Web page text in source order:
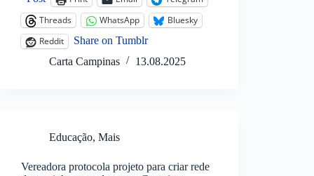
Threads
WhatsApp
Bluesky
Reddit
Share on Tumblr
Carta Campinas
13.08.2025
Educação, Mais
Vereadora protocola projeto para criar rede